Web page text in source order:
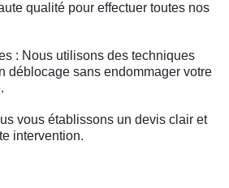
qualité pour effectuer toutes nos
: Nous utilisons des techniques
déblocage sans endommager votre
vous établissons un devis clair et
intervention.